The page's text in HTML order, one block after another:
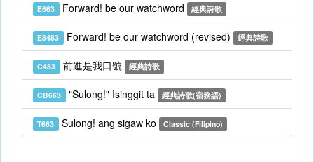
E663 Forward! be our watchword 經典詩歌
E8483 Forward! be our watchword (revised) 經典詩歌
C483 前進是我口號 經典詩歌
CB663 "Sulong!" Isinggit ta 經典詩歌(宿務語)
T663 Sulong! ang sigaw ko Classic (Filipino)